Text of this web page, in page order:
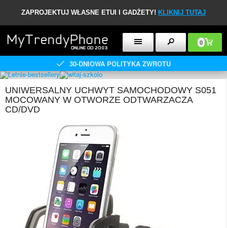
ZAPROJEKTUJ WŁASNE ETUI I GADŻETY! KLIKNIJ TUTAJ
0
30-DNIOWA POLITYKA ZWROTU
UNIWERSALNY UCHWYT SAMOCHODOWY S051
MOCOWANY W OTWORZE ODTWARZACZA
CD/DVD